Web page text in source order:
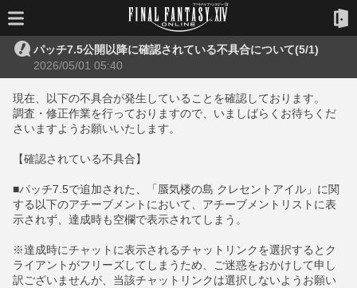
パッチ7.5公開以降に確認されている不具合について(5/1)
2026/05/01 05:40
現在、以下の不具合が発生していることを確認しております。
調査・修正作業を行っておりますので、いましばらくお待ちくだ
さいますようお願いいたします。
【確認されている不具合】
■パッチ7.5で追加された、「蜃気楼の島 クレセントアイル」に関
する以下のアチーブメントにおいて、アチーブメントリストに表
示されず、達成時も空欄で表示されてしまう。
※達成時にチャットに表示されるチャットリンクを選択するとク
ライアントがフリーズしてしまうため、ご迷惑をおかけして申し
訳ございませんが、当該チャットリンクは選択しないようお願い